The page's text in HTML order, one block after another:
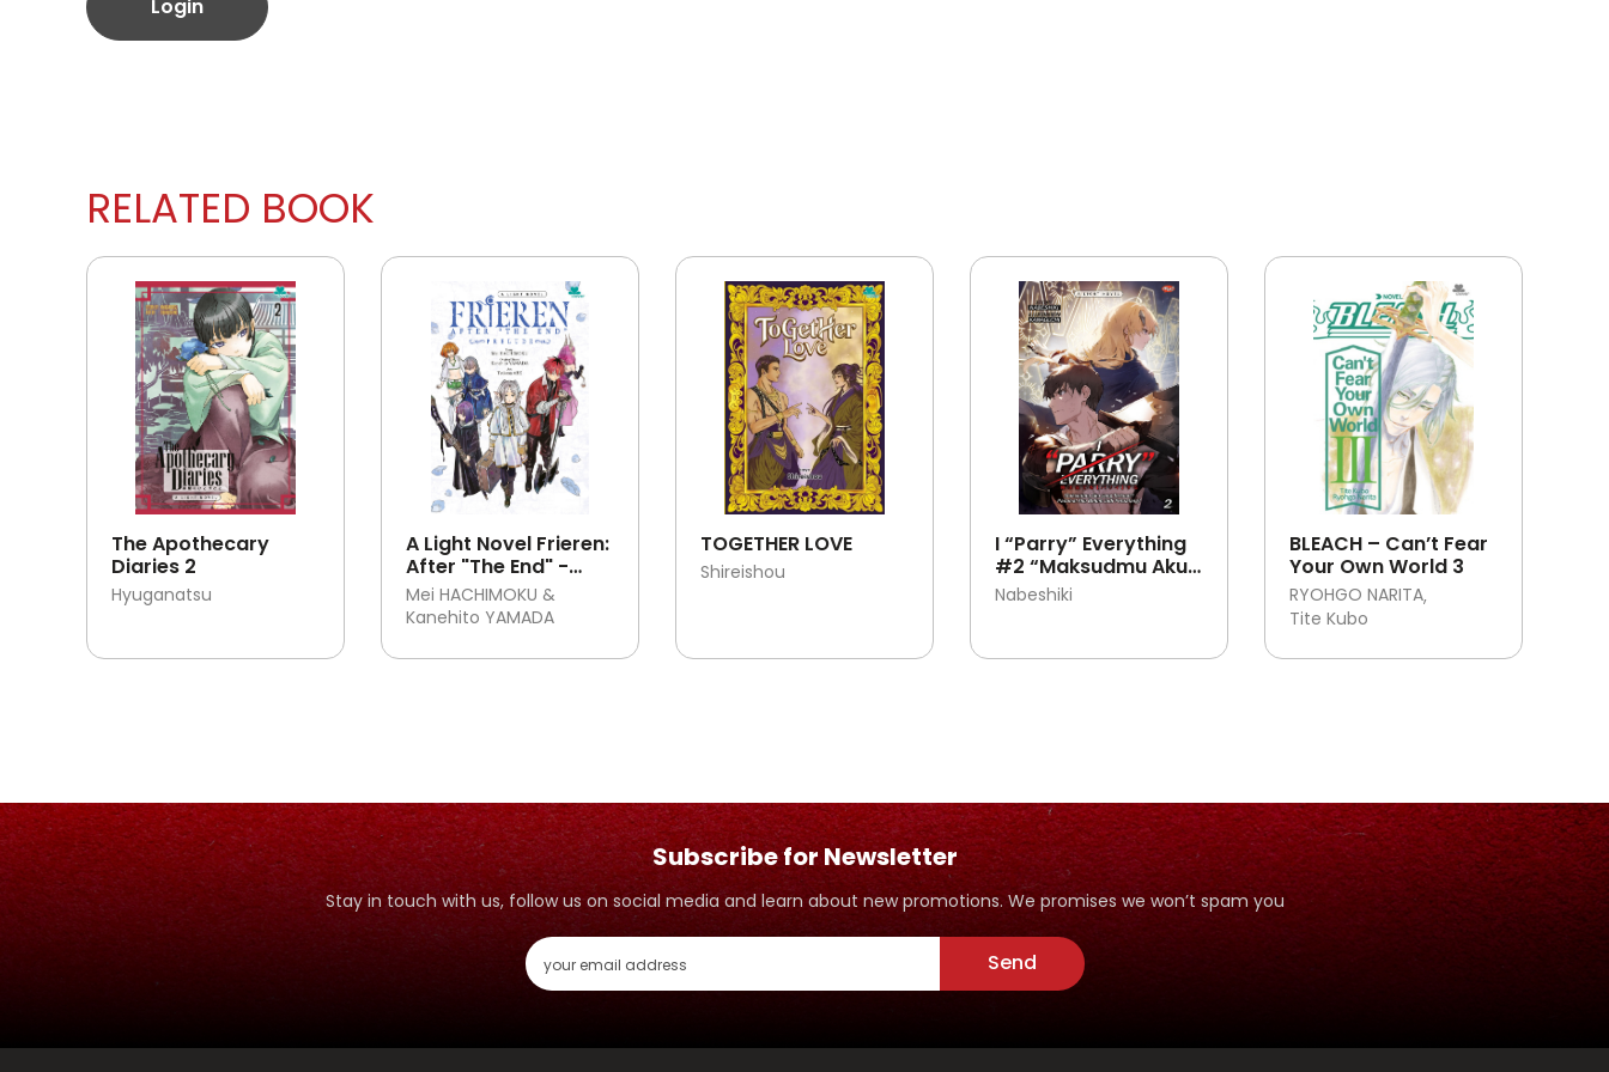
Login
RELATED BOOK
The Apothecary
Diaries 2
Hyuganatsu
A Light Novel Frieren:
After "The End" -
Prelude-
Mei HACHIMOKU &
Kanehito YAMADA
TOGETHER LOVE
Shireishou
I “Parry” Everything
#2 “Maksudmu Aku
yang Terkuat?
Nabeshiki
BLEACH – Can’t Fear
Your Own World 3
RYOHGO NARITA
Tite Kubo
Subscribe for Newsletter
Stay in touch with us, follow us on social media and learn about new promotions. We promises we won’t spam you
Send